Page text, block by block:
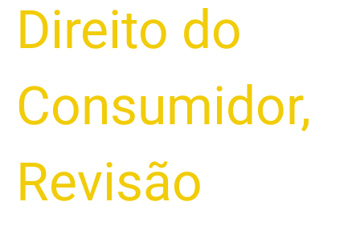
Direito do
Consumidor,
Revisão